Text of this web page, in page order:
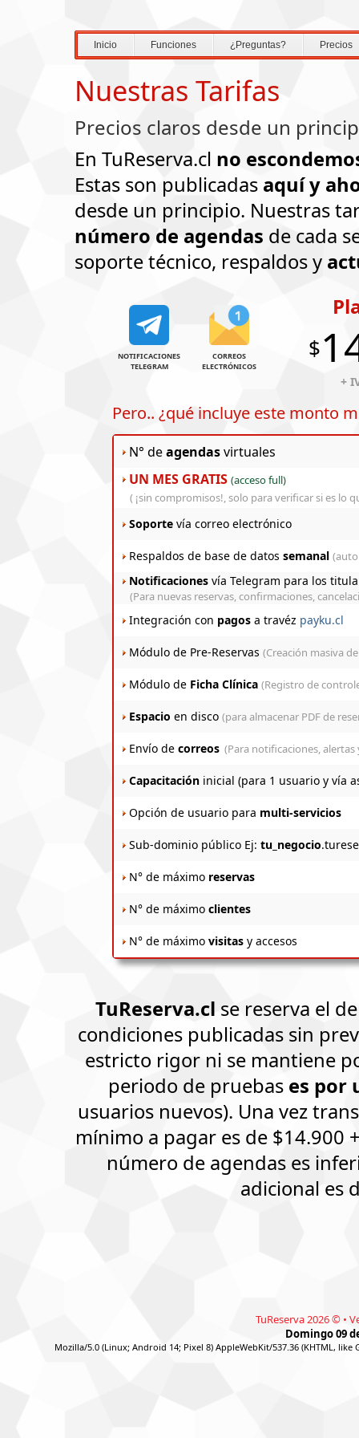
Inicio Funciones ¿Preguntas? Precios
Nuestras Tarifas
Precios claros desde un
En TuReserva.cl no
Estas son publicadas aquí y
desde un principio. Nuestras
número de agendas de cada
soporte técnico, respaldos y
NOTIFICACIONES
TELEGRAM
CORREOS
ELECTRÓNICOS
$
+
Pero.. ¿qué incluye este monto
N° deagendasvirtuales
UN MES GRATIS (acceso full)
( ¡sin compromisos!, solo para verificar si es lo
Soporte vía correo electrónico
Respaldos de base de datos semanal
Notificaciones vía Telegram para los
(Para nuevas reservas, confirmaciones,
Integración con pagos a travéz payku.cl
Módulo de Pre-Reservas (Creación masiva
Módulo de Ficha Clínica (Registro de
Espacio en disco (para almacenar PDF de
Envío de correos (Para notificaciones,
Capacitación inicial (para 1 usuario y vía
Opción de usuario para multi-servicios
Sub-dominio público Ej: tu_negocio
N° de máximo reservas
N° de máximo clientes
N° de máximo visitas y accesos
TuReserva.cl se reserva el
condiciones publicadas sin
estricto rigor ni se mantiene
periodo de pruebas es por
usuarios nuevos). Una vez
mínimo a pagar es de $14.900
número de agendas es
adicional es
TuReserva 2026 © •
Domingo 09
Mozilla/5.0 (Linux; Android 14; Pixel 8) AppleWebKit/537.36 (KHTML,